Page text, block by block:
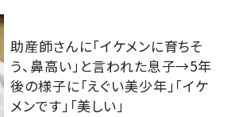
助産師さんに「イケメンに育ちそ
う、鼻高い」と言われた息子→5年
後の様子に「えぐい美少年」「イケ
メンです」「美しい」